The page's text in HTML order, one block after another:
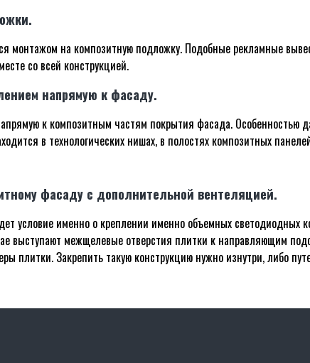
монтажом на композитную подложку. Подобные рекламные
со всей конструкцией.
напрямую к фасаду.
к композитным частям покрытия фасада. Особенностью
в технологических нишах, в полостях композитных
фасаду с дополнительной вентеляцией.
условие именно о креплении именно объемных
выступают межщелевые отверстия плитки к направляющим
плитки. Закрепить такую конструкцию нужно изнутри, либо